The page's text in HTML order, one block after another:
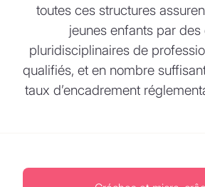
toutes ces structures
jeunes enfants par
pluridisciplinaires de
qualifiés, et en nombre
taux d’encadrement